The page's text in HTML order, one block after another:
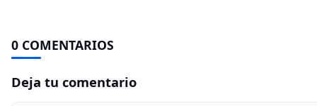
0 COMENTARIOS
Deja tu comentario